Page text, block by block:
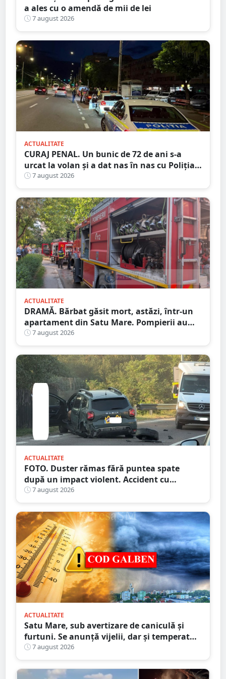
a ales cu o amendă de mii de lei
7 august 2026
ACTUALITATE
CURAJ PENAL. Un bunic de 72 de ani s-a
urcat la volan și a dat nas în nas cu Poliția
Satu Mare
7 august 2026
ACTUALITATE
DRAMĂ. Bărbat găsit mort, astăzi, într-un
apartament din Satu Mare. Pompierii au
spart ușa
7 august 2026
ACTUALITATE
FOTO. Duster rămas fără puntea spate
după un impact violent. Accident cu
implicarea unei mașini din Satu Mare
7 august 2026
ACTUALITATE
Satu Mare, sub avertizare de caniculă și
furtuni. Se anunță vijelii, dar și temperaturi
ridicate. Avertizarea ANM
7 august 2026